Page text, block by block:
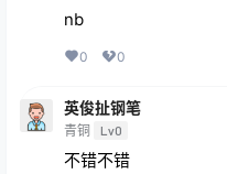
nb
0 0
英俊扯钢笔
青铜 Lv0
不错不错